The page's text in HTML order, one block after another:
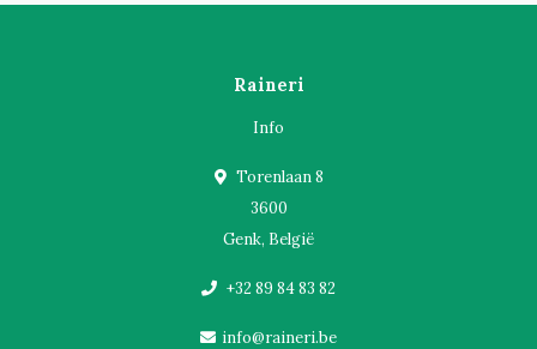
Raineri
Info
Torenlaan 8
3600
Genk, België
+32 89 84 83 82
info@raineri.be